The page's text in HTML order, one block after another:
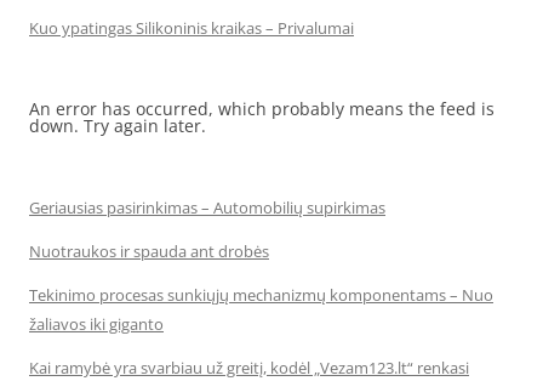
Kuo ypatingas Silikoninis kraikas – Privalumai
An error has occurred, which probably means the feed is
down. Try again later.
Geriausias pasirinkimas – Automobilių supirkimas
Nuotraukos ir spauda ant drobės
Tekinimo procesas sunkiųjų mechanizmų komponentams – Nuo
žaliavos iki giganto
Kai ramybė yra svarbiau už greitį, kodėl „Vezam123.lt“ renkasi